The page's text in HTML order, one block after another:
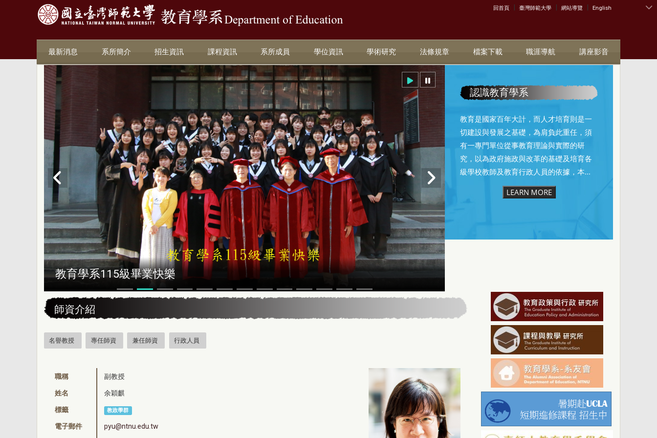
:::
回首頁 | 臺灣師範大學 | 網站導覽 | English
最新消息 系所簡介 招生資訊 課程資訊 系所成員 學位資訊 學術研究 法條規章 檔案下載 職涯導航 講座影音
恭賀本系所友黃昆輝先生榮獲2025年13屆星雲教育獎
認識教育學系
教育是國家百年大計，而人才培育則是一
切建設與發展之基礎，為肩負此重任，須
有一專門單位從事教育理論與實際的研
究，以為政府施政與改革的基礎及培育各
級學校教師及教育行政人員的依據，本...
LEARN MORE
師資介紹
名譽教授 專任師資 兼任師資 行政人員
職稱 副教授
姓名 余穎麒
標籤 教政學群
電子郵件 pyu@ntnu.edu.tw